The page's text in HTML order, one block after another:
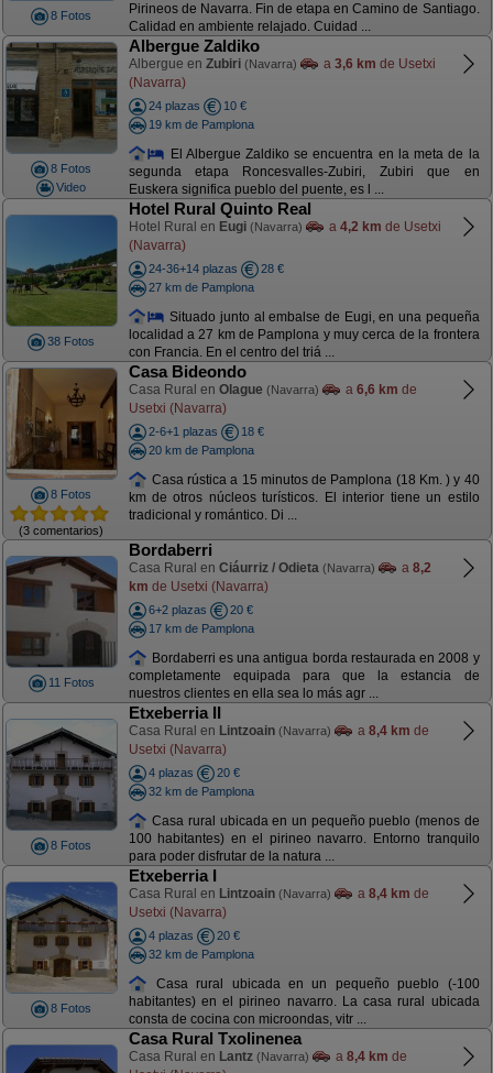
8 Fotos
Pirineos de Navarra. Fin de etapa en Camino de Santiago.
Calidad en ambiente relajado. Cuidad ...
8 Fotos
Video
Albergue Zaldiko
Albergue en Zubiri (Navarra) a 3,6 km de Usetxi
(Navarra)
24 plazas
10 €
19 km de Pamplona
El Albergue Zaldiko se encuentra en la meta de la
segunda etapa Roncesvalles-Zubiri, Zubiri que en
Euskera significa pueblo del puente, es l ...
38 Fotos
Hotel Rural Quinto Real
Hotel Rural en Eugi (Navarra) a 4,2 km de Usetxi
(Navarra)
24-36+14 plazas
28 €
27 km de Pamplona
Situado junto al embalse de Eugi, en una pequeña
localidad a 27 km de Pamplona y muy cerca de la frontera
con Francia. En el centro del triá ...
8 Fotos
(3 comentarios)
Casa Bideondo
Casa Rural en Olague (Navarra) a 6,6 km de
Usetxi (Navarra)
2-6+1 plazas
18 €
20 km de Pamplona
Casa rústica a 15 minutos de Pamplona (18 Km. ) y 40
km de otros núcleos turísticos. El interior tiene un estilo
tradicional y romántico. Di ...
11 Fotos
Bordaberri
Casa Rural en Ciáurriz / Odieta (Navarra) a 8,2
km de Usetxi (Navarra)
6+2 plazas
20 €
17 km de Pamplona
Bordaberri es una antigua borda restaurada en 2008 y
completamente equipada para que la estancia de
nuestros clientes en ella sea lo más agr ...
8 Fotos
Etxeberria II
Casa Rural en Lintzoain (Navarra) a 8,4 km de
Usetxi (Navarra)
4 plazas
20 €
32 km de Pamplona
Casa rural ubicada en un pequeño pueblo (menos de
100 habitantes) en el pirineo navarro. Entorno tranquilo
para poder disfrutar de la natura ...
8 Fotos
Etxeberria I
Casa Rural en Lintzoain (Navarra) a 8,4 km de
Usetxi (Navarra)
4 plazas
20 €
32 km de Pamplona
Casa rural ubicada en un pequeño pueblo (-100
habitantes) en el pirineo navarro. La casa rural ubicada
consta de cocina con microondas, vitr ...
Casa Rural Txolinenea
Casa Rural en Lantz (Navarra) a 8,4 km de